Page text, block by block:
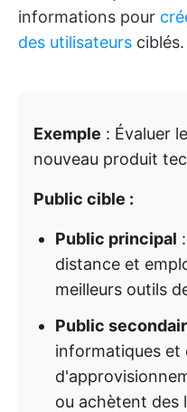
informations pour
des utilisateurs ciblés.
Exemple : Évaluer
nouveau produit
Public cible :
Public principal
distance et
meilleurs outils
Public
informatiques et
ou achètent des